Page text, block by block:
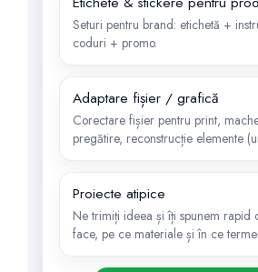
Seturi pentru brand: etichetă +
coduri + promo.
Adaptare fișier / grafică
Corectare fișier pentru print,
pregătire, reconstrucție elemente
Proiecte atipice
Ne trimiți ideea și îți spunem rapid
face, pe ce materiale și în ce